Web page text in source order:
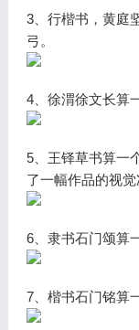
3、行楷书，黄庭
弓。
4、徐渭徐文长算
5、王铎草书算一
了一幅作品的视觉
6、隶书石门颂算
7、楷书石门铭算